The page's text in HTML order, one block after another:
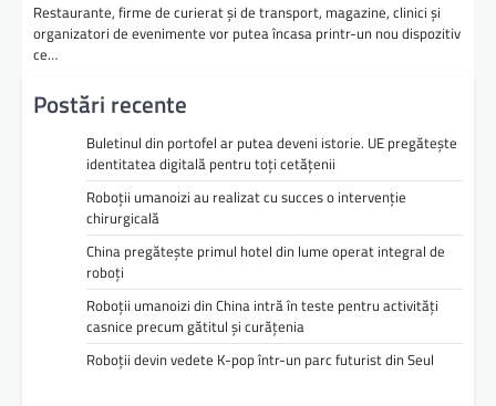
Restaurante, firme de curierat și de transport, magazine, clinici și
organizatori de evenimente vor putea încasa printr-un nou dispozitiv
ce…
Postări recente
Buletinul din portofel ar putea deveni istorie. UE pregătește
identitatea digitală pentru toți cetățenii
Roboții umanoizi au realizat cu succes o intervenție
chirurgicală
China pregătește primul hotel din lume operat integral de
roboți
Roboții umanoizi din China intră în teste pentru activități
casnice precum gătitul și curățenia
Roboții devin vedete K-pop într-un parc futurist din Seul